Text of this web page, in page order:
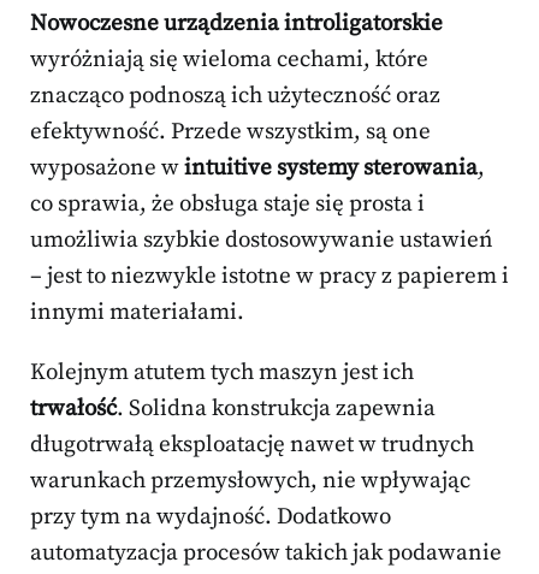
Nowoczesne urządzenia introligatorskie
wyróżniają się wieloma cechami, które
znacząco podnoszą ich użyteczność oraz
efektywność. Przede wszystkim, są one
wyposażone wintuitive systemy sterowania,
co sprawia, że obsługa staje się prosta i
umożliwia szybkie dostosowywanie ustawień
– jest to niezwykle istotne w pracy z papierem i
innymi materiałami.
Kolejnym atutem tych maszyn jest ich
trwałość. Solidna konstrukcja zapewnia
długotrwałą eksploatację nawet w trudnych
warunkach przemysłowych, nie wpływając
przy tym na wydajność. Dodatkowo
automatyzacja procesów takich jak podawanie